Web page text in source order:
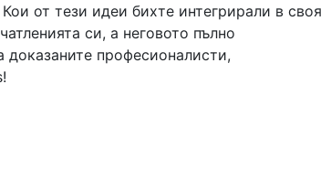
от тези идеи бихте интегрирали в своя
си, а неговото пълно
доказаните професионалисти,